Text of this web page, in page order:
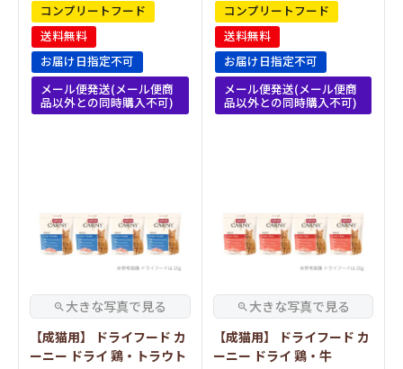
コンプリートフード
送料無料
お届け日指定不可
メール便発送(メール便商
品以外との同時購入不可)
【成猫用】 ドライフード カ
ーニー ドライ 鶏・トラウト
コンプリートフード
送料無料
お届け日指定不可
メール便発送(メール便商
品以外との同時購入不可)
【成猫用】 ドライフード カ
ーニー ドライ 鶏・牛